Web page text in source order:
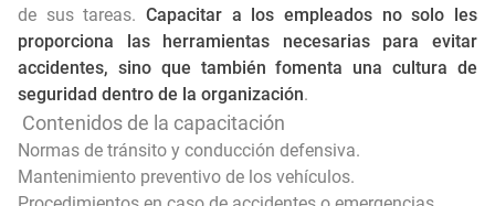
de sus tareas. Capacitar a los empleados no solo les
proporciona las herramientas necesarias para evitar
accidentes, sino que también fomenta una cultura de
seguridad dentro de la organización.
Contenidos de la capacitación
Normas de tránsito y conducción defensiva.
Mantenimiento preventivo de los vehículos.